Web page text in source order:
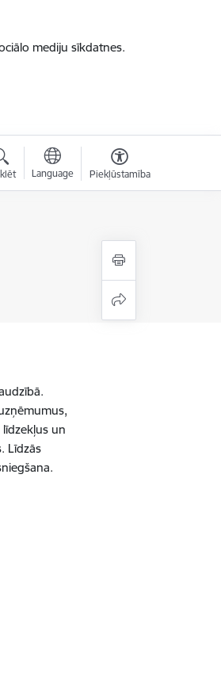
mediju sīkdatnes.
Language Piekļūstamība
un
Līdzās